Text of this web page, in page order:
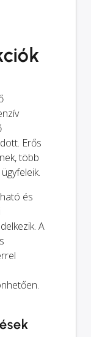
Erős
több
és
A